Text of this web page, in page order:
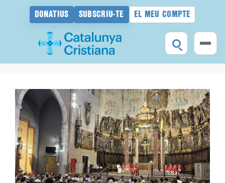
DONATIUS SUBSCRIU-TE EL MEU COMPTE
contingut